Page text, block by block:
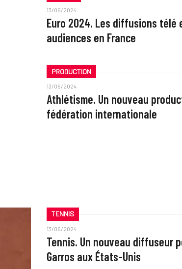
13/06/2024
Euro 2024. Les diffusions télé
audiences en France
PRODUCTION
13/06/2024
Athlétisme. Un nouveau
fédération internationale
TENNIS
13/06/2024
Tennis. Un nouveau diffuseur
Garros aux États-Unis